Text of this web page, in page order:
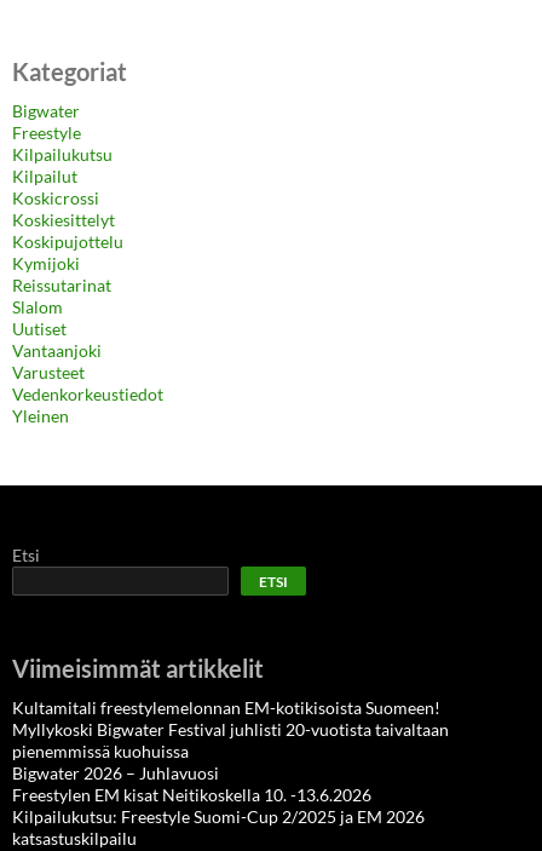
Kategoriat
Bigwater
Freestyle
Kilpailukutsu
Kilpailut
Koskicrossi
Koskiesittelyt
Koskipujottelu
Kymijoki
Reissutarinat
Slalom
Uutiset
Vantaanjoki
Varusteet
Vedenkorkeustiedot
Yleinen
Etsi
ETSI
Viimeisimmät artikkelit
Kultamitali freestylemelonnan EM-kotikisoista Suomeen!
Myllykoski Bigwater Festival juhlisti 20-vuotista taivaltaan
pienemmissä kuohuissa
Bigwater 2026 – Juhlavuosi
Freestylen EM kisat Neitikoskella 10. -13.6.2026
Kilpailukutsu: Freestyle Suomi-Cup 2/2025 ja EM 2026
katsastuskilpailu